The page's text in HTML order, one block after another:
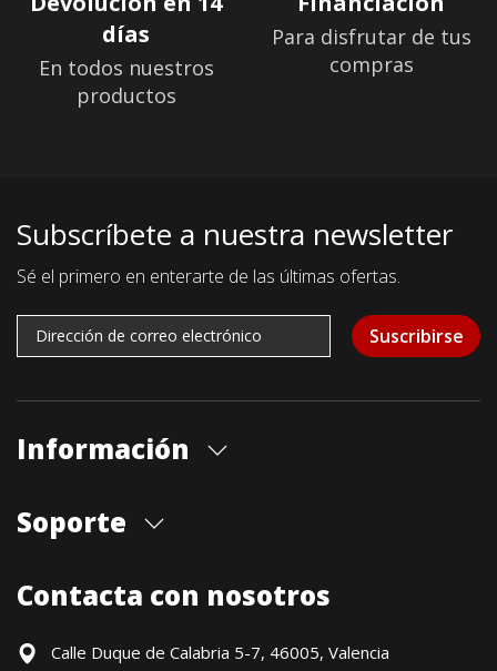
días
En todos nuestros
productos
Para disfrutar de tus
compras
Subscríbete a nuestra newsletter
Sé el primero en enterarte de las últimas ofertas.
Suscribirse
Información
Cita previa tienda
Contacto
Soporte
Formas de pago
Devoluciones / Garantía
Contacta con nosotros
Calle Duque de Calabria 5-7, 46005, Valencia